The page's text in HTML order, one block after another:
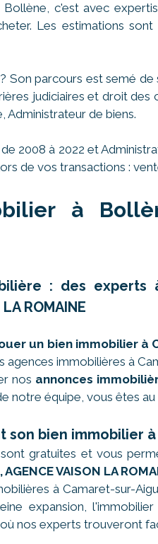
c'est avec
Les estimations
Son parcours est semé
judiciaires et droit
Administrateur de biens.
2008 à 2022 et
de vos transactions :
à
: des experts à
ROMAINE
un bien immobilier à
agences immobilières à
nos annonces
notre équipe, vous êtes
bien immobilier
sont gratuites et vous
AGENCE VAISON LA
à Camaret-sur-
expansion,
nos experts trouveront